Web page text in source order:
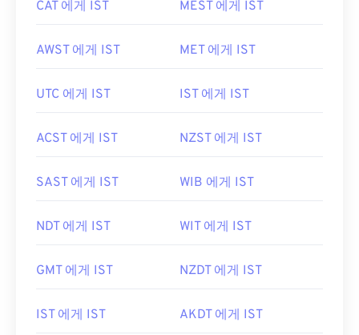
CAT 에게 IST MEST 에게 IST
AWST 에게 IST MET 에게 IST
UTC 에게 IST IST 에게 IST
ACST 에게 IST NZST 에게 IST
SAST 에게 IST WIB 에게 IST
NDT 에게 IST WIT 에게 IST
GMT 에게 IST NZDT 에게 IST
IST 에게 IST AKDT 에게 IST